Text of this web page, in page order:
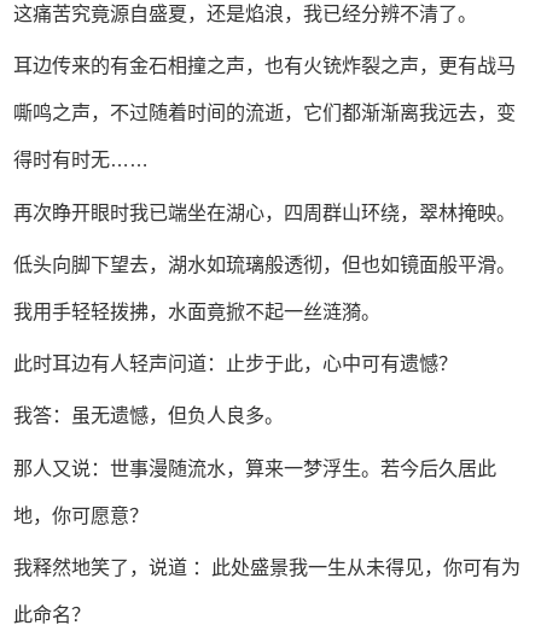
这痛苦究竟源自盛夏，还是焰浪，我已经分辨不清了。
耳边传来的有金石相撞之声，也有火铳炸裂之声，更有战马
嘶鸣之声，不过随着时间的流逝，它们都渐渐离我远去，变
得时有时无……
再次睁开眼时我已端坐在湖心，四周群山环绕，翠林掩映。
低头向脚下望去，湖水如琉璃般透彻，但也如镜面般平滑。
我用手轻轻拨拂，水面竟掀不起一丝涟漪。
此时耳边有人轻声问道：止步于此，心中可有遗憾？
我答：虽无遗憾，但负人良多。
那人又说：世事漫随流水，算来一梦浮生。若今后久居此
地，你可愿意？
我释然地笑了，说道 ：此处盛景我一生从未得见，你可有为
此命名？